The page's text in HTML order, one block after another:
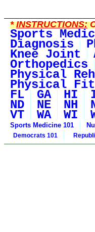
*INSTRUCTIONS:
Sports
Diagnosis
Knee Joint
Orthopedics
Physical
Physical
FL GA HI
ND NE NH
VT WA WI
Sports Medicine 101
Democrats 101